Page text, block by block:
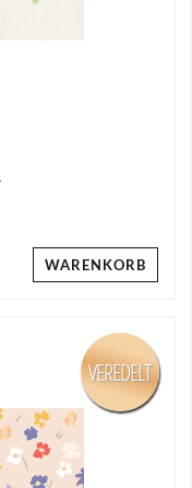
WARENKORB
VEREDELT